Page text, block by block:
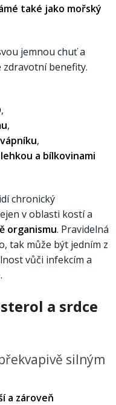
také jako mořský
jemnou chuť a
benefity.
,
,
,
a bílkovinami
chronický
v oblasti kostí a
organismu. Pravidelná
tak může být jedním z
vůči infekcím a
a srdce
silným
a zároveň